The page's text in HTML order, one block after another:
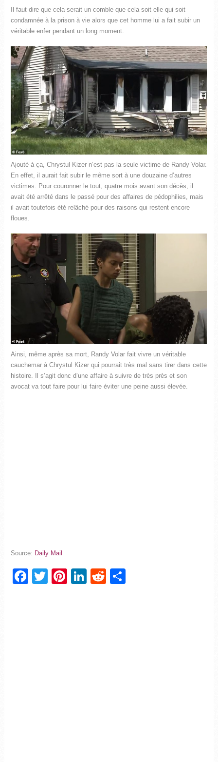
Il faut dire que cela serait un comble que cela soit elle qui soit
condamnée à la prison à vie alors que cet homme lui a fait subir un
véritable enfer pendant un long moment.
Ajouté à ça, Chrystul Kizer n’est pas la seule victime de Randy Volar.
En effet, il aurait fait subir le même sort à une douzaine d’autres
victimes. Pour couronner le tout, quatre mois avant son décès, il
avait été arrêté dans le passé pour des affaires de pédophilies, mais
il avait toutefois été relâché pour des raisons qui restent encore
floues.
Ainsi, même après sa mort, Randy Volar fait vivre un véritable
cauchemar à Chrystul Kizer qui pourrait très mal sans tirer dans cette
histoire. Il s’agit donc d’une affaire à suivre de très près et son
avocat va tout faire pour lui faire éviter une peine aussi élevée.
Source: Daily Mail
Facebook
TwitterPinterest
LinkedIn
Reddit